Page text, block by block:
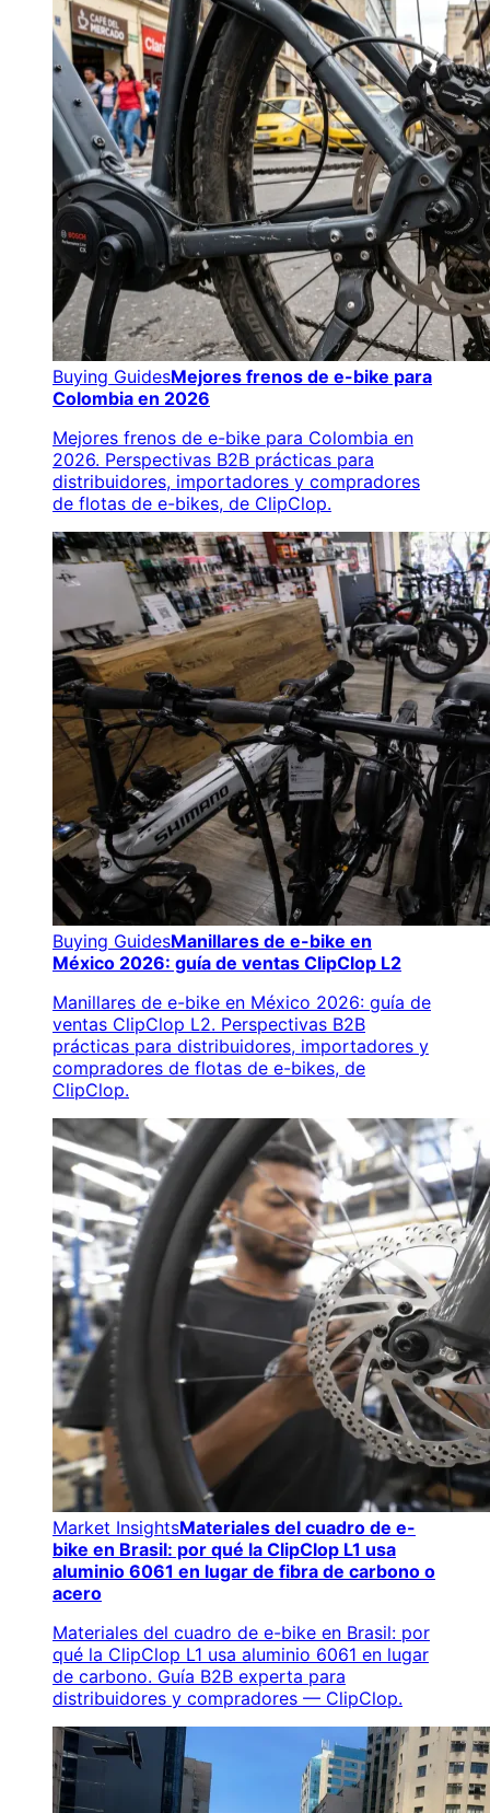
Buying GuidesMejores frenos de e-bike para
Colombia en 2026
Mejores frenos de e-bike para Colombia en
2026. Perspectivas B2B prácticas para
distribuidores, importadores y compradores
de flotas de e-bikes, de ClipClop.
Buying GuidesManillares de e-bike en
México 2026: guía de ventas ClipClop L2
Manillares de e-bike en México 2026: guía de
ventas ClipClop L2. Perspectivas B2B
prácticas para distribuidores, importadores y
compradores de flotas de e-bikes, de
ClipClop.
Market InsightsMateriales del cuadro de e-
bike en Brasil: por qué la ClipClop L1 usa
aluminio 6061 en lugar de fibra de carbono o
acero
Materiales del cuadro de e-bike en Brasil: por
qué la ClipClop L1 usa aluminio 6061 en lugar
de carbono. Guía B2B experta para
distribuidores y compradores — ClipClop.